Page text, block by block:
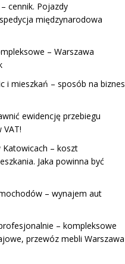
cennik. Pojazdy
międzynarodowa
– Warszawa
i mieszkań – sposób na biznes
ewidencję przebiegu
Katowicach – koszt
Jaka powinna być
– wynajem aut
– kompleksowe
przewóz mebli Warszawa